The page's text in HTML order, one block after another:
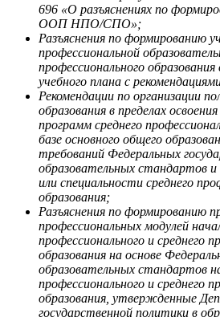
696 «О разъяснениях по
ООП НПО/СПО»;
Разъяснения по формированию
профессиональной
профессионального
учебного плана с
Рекомендации по организации
образования в пределах
программ среднего
базе основного общего
требований Федеральных
образовательных стандартов и
или специальности среднего
образования;
Разъяснения по формированию
профессиональных модулей
профессионального и среднего
образования на основе
образовательных стандартов
профессионального и среднего
образования, утвержденные
государственной политики в